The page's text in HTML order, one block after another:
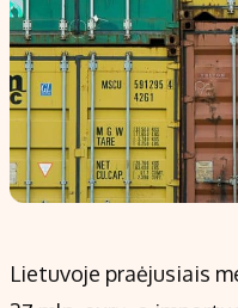
Lietuvoje praėjusiais